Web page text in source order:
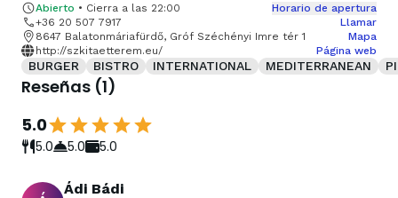
Abierto • Cierra a las 22:00
Horario de apertura
+36 20 507 7917
Llamar
8647 Balatonmáriafürdő, Gróf Széchényi Imre tér 1
Mapa
http://szkitaetterem.eu/
Página web
BURGER BISTRO INTERNATIONAL MEDITERRANEAN
Reseñas (1)
5.0
5.0 5.0 5.0
Ádi Bádi